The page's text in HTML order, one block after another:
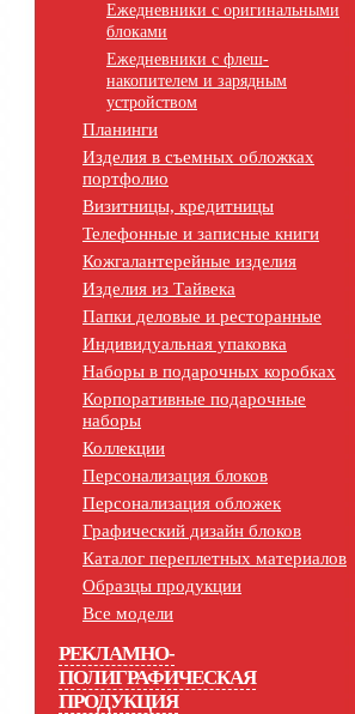
Ежедневники с оригинальными
блоками
Ежедневники с флеш-
накопителем и зарядным
устройством
Планинги
Изделия в съемных обложках
портфолио
Визитницы, кредитницы
Телефонные и записные книги
Кожгалантерейные изделия
Изделия из Тайвека
Папки деловые и ресторанные
Индивидуальная упаковка
Наборы в подарочных коробках
Корпоративные подарочные
наборы
Коллекции
Персонализация блоков
Персонализация обложек
Графический дизайн блоков
Каталог переплетных материалов
Образцы продукции
Все модели
РЕКЛАМНО-
ПОЛИГРАФИЧЕСКАЯ
ПРОДУКЦИЯ